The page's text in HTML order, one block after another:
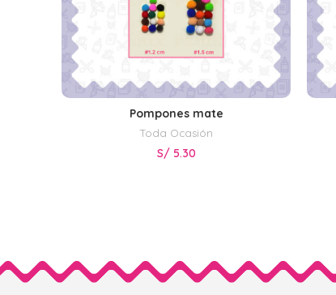
SELECCIONAR OPCIONES
Pompones mate
Toda Ocasión
S/5.30